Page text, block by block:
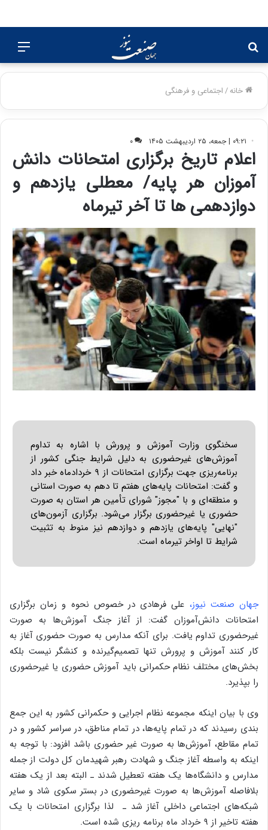
برای
خانه/اجتماعی و فرهنگی
۰۹:۲۱ | جمعه، ۲۵ اردیبهشت ۱۴۰۵ ۰
اعلام تاریخ برگزاری امتحانات دانش
آموزان هر پایه/ معطلی یازدهم و
دوازدهمی ها تا آخر تیرماه
سخنگوی وزارت آموزش و پرورش با اشاره به تداوم
آموزش‌های غیرحضوری به دلیل شرایط جنگی کشور از
برنامه‌ریزی جهت برگزاری امتحانات از ۹ خردادماه خبر داد
و گفت: امتحانات پایه‌های هفتم تا دهم به صورت استانی
و منطقه‌ای و با "مجوز" شورای تأمین هر استان به صورت
حضوری یا غیرحضوری برگزار می‌شود. برگزاری آزمون‌های
"نهایی" پایه‌های یازدهم و دوازدهم نیز منوط به تثبیت
شرایط تا اواخر تیرماه است.
جهان صنعت نیوز، علی فرهادی در خصوص نحوه و زمان برگزاری
امتحانات دانش‌آموزان گفت: از آغاز جنگ آموزش‌ها به صورت
غیرحضوری تداوم یافت. برای آنکه مدارس به صورت حضوری آغاز به
کار کنند آموزش و پرورش تنها تصمیم‌گیرنده و کنشگر نیست بلکه
بخش‌های مختلف نظام حکمرانی باید آموزش حضوری یا غیرحضوری
را بپذیرد.
وی با بیان اینکه مجموعه نظام اجرایی و حکمرانی کشور به این جمع
بندی رسیدند که در تمام پایه‌ها، در تمام مناطق، در سراسر کشور و در
تمام مقاطع، آموزش‌ها به صورت غیر حضوری باشد افزود: با توجه به
اینکه به واسطه آغاز جنگ و شهادت رهبر شهیدمان کل دولت از جمله
مدارس و دانشگاه‌ها یک هفته تعطیل شدند ـ البته بعد از یک هفته
بلافاصله آموزش‌ها به صورت غیرحضوری در بستر سکوی شاد و سایر
شبکه‌های اجتماعی داخلی آغاز شد ـ لذا برگزاری امتحانات با یک
هفته تاخیر از ۹ خرداد ماه برنامه ریزی شده است.